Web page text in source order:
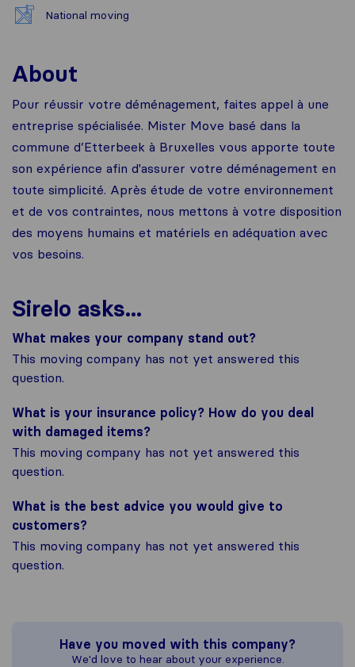
National moving
About
Pour réussir votre déménagement, faites appel à une
entreprise spécialisée. Mister Move basé dans la
commune d’Etterbeek à Bruxelles vous apporte toute
son expérience afin d'assurer votre déménagement en
toute simplicité. Après étude de votre environnement
et de vos contraintes, nous mettons à votre disposition
des moyens humains et matériels en adéquation avec
vos besoins.
Sirelo asks...
What makes your company stand out?
This moving company has not yet answered this
question.
What is your insurance policy? How do you deal
with damaged items?
This moving company has not yet answered this
question.
What is the best advice you would give to
customers?
This moving company has not yet answered this
question.
Have you moved with this company?
We'd love to hear about your experience.